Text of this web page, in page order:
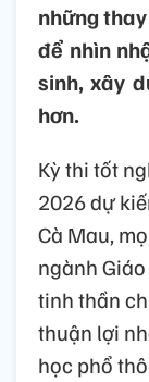
những
để nhìn
sinh, xây
hơn.
Kỳ thi tốt
2026 dự
Cà Mau,
ngành
tinh thần
thuận lợi
học phổ